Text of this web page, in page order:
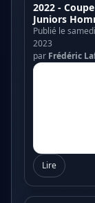
2022 -
Juniors
Publié le
2023
par Frédéric
Lire